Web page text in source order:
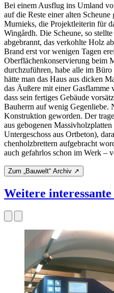
Bei einem Ausflug ins Umland
auf die Reste einer alten
Murnieks, die Projektleiterin für
Wingårdh. Die Scheune, so
abgebrannt, das verkohlte Holz
Brand erst vor wenigen Tagen
Oberflächenkonservierung beim
durchzuführen, habe alle im
hätte man das Haus aus dicken
das Äußere mit einer Gasflamme
dass sein fertiges Gebäude
Bauherrn auf wenig Gegenliebe.
Konstruktion geworden. Der
aus gebogenen
Untergeschoss aus Ortbeton),
chenholzbrettern aufgebracht
auch gefahrlos schon im Werk –
Zum „Bauwelt“ Archiv ↗
Weitere